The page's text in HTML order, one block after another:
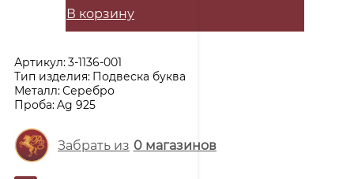
В корзину
Артикул:3-1136-001
Тип изделия: Подвеска буква
Металл:Серебро
Проба:Ag 925
Забрать из 0магазинов